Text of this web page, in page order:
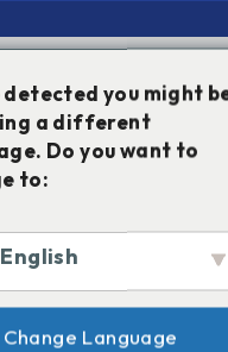
detected you might
a different
Do you want to
to:
English
Change Language